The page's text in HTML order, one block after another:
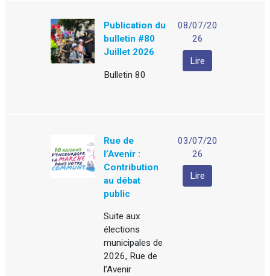
Publication du
bulletin #80
Juillet 2026
Bulletin 80
08/07/20
26
Lire
Rue de
l’Avenir :
Contribution
au débat
public
Suite aux
élections
municipales de
2026, Rue de
l’Avenir
03/07/20
26
Lire